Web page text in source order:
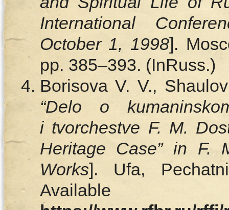
International
October 1, 1998].
pp. 385–393. (InRuss.)
Borisova V. V.,
“Delo o
і tvorchestve F. M.
Heritage Case” in F.
Works]. Ufa,